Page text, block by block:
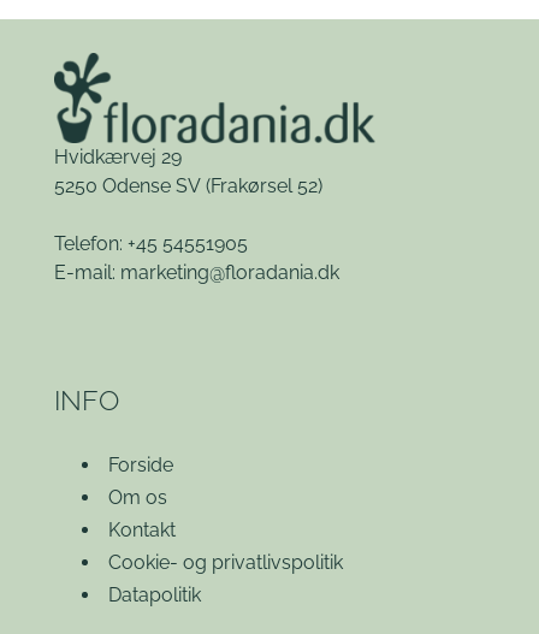
Hvidkærvej 29
5250 Odense SV (Frakørsel 52)
Telefon: +45 54551905
E-mail: marketing@floradania.dk
INFO
Forside
Om os
Kontakt
Cookie- og privatlivspolitik
Datapolitik